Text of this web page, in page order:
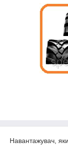
Навантажувач,